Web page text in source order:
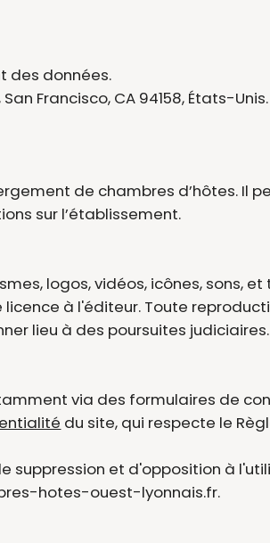
des données.
Francisco, CA 94158, États-Unis.
de chambres d’hôtes. Il
sur l’établissement.
logos, vidéos, icônes, sons,
à l'éditeur. Toute
lieu à des poursuites judiciaires.
via des formulaires de
du site, qui respecte le
et d'opposition à
hotes-ouest-lyonnais.fr.